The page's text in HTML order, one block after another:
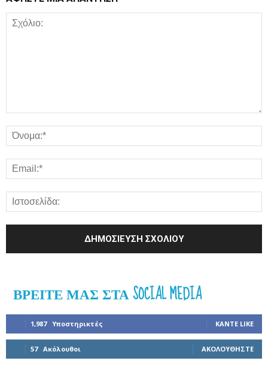
ΒΡΕΊΤΕ ΜΑΣ ΣΤΑ SOCIAL MEDIA
1,987 Υποστηρικτές ΚΆΝΤΕ LIKE
57 Ακόλουθοι ΑΚΟΛΟΥΘΉΣΤΕ